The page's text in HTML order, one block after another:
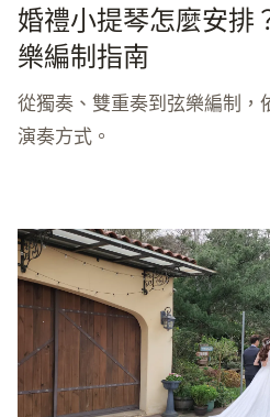
婚禮小提琴怎麼安排
樂編制指南
從獨奏、雙重奏到弦樂編制，
演奏方式。